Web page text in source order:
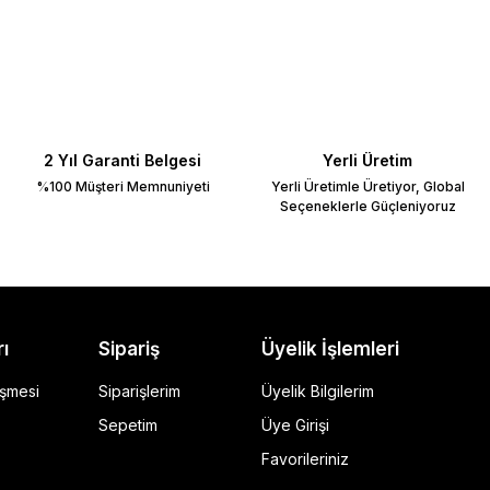
2 Yıl Garanti Belgesi
%100 Müşteri Memnuniyeti
Yerli Üretim
Yerli Üretimle Üretiyor, Global
Seçeneklerle Güçleniyoruz
Sipariş
Siparişlerim
Sepetim
Üyelik İşlemleri
Üyelik Bilgilerim
Üye Girişi
Favorileriniz